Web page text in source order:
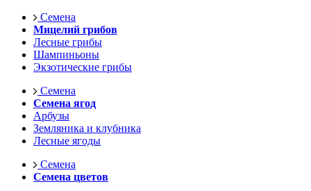
Семена
Мицелий грибов
Лесные грибы
Шампиньоны
Экзотические грибы
Семена
Семена ягод
Арбузы
Земляника и клубника
Лесные ягоды
Семена
Семена цветов